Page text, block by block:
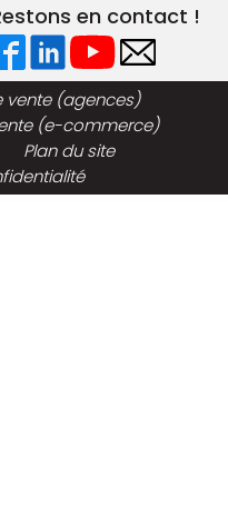
en contact !
vente (agences)
(e-commerce)
Plan du site